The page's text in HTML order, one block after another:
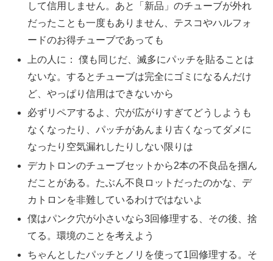
して信用しません。あと「新品」のチューブが外れ
だったことも一度もありません、テスコやハルフォ
ードのお得チューブであっても
上の人に： 僕も同じだ、滅多にパッチを貼ることは
ないな。するとチューブは完全にゴミになるんだけ
ど、やっぱり信用はできないから
必ずリペアするよ、穴が広がりすぎてどうしようも
なくなったり、パッチがあんまり古くなってダメに
なったり空気漏れしたりしない限りは
デカトロンのチューブセットから2本の不良品を掴ん
だことがある。たぶん不良ロットだったのかな、デ
カトロンを非難しているわけではないよ
僕はパンク穴が小さいなら3回修理する、その後、捨
てる。環境のことを考えよう
ちゃんとしたパッチとノリを使って1回修理する。そ